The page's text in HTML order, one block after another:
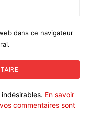
dans ce navigateur
En savoir
commentaires sont